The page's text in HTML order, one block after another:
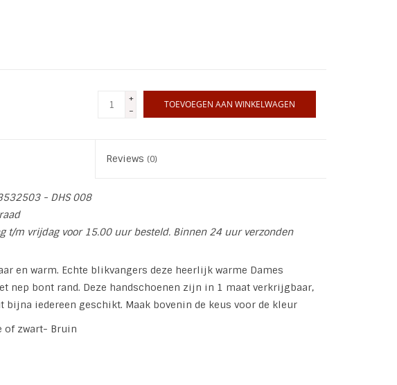
+
-
TOEVOEGEN AAN WINKELWAGEN
Reviews (0)
- DHS 008
t/m vrijdag voor 15.00 uur besteld. Binnen 24 uur verzonden
en warm. Echte blikvangers deze heerlijk warme Dames
nep bont rand. Deze handschoenen zijn in 1 maat verkrijgbaar,
bijna iedereen geschikt. Maak bovenin de keus voor de kleur
of zwart- Bruin